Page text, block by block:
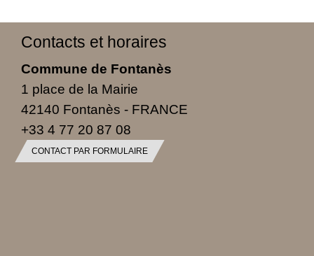
Contacts et horaires
Commune de Fontanès
1 place de la Mairie
42140 Fontanès - FRANCE
+33 4 77 20 87 08
CONTACT PAR FORMULAIRE